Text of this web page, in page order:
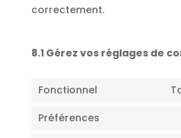
correctement.
8.1 Gérez vos réglages de
Fonctionnel
Préférences